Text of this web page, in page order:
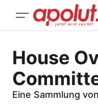
House
Eine Sammlung